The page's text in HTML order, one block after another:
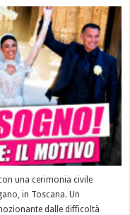
una cerimonia civile
in Toscana. Un
dalle difficoltà